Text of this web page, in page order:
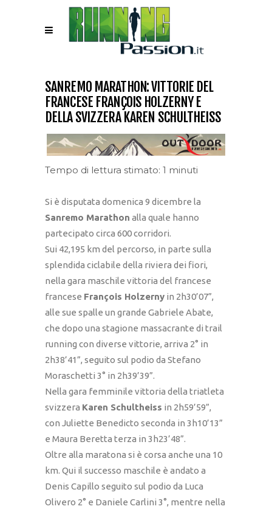
SANREMO MARATHON: VITTORIE DEL
FRANCESE FRANÇOIS HOLZERNY E
DELLA SVIZZERA KAREN SCHULTHEISS
Tempo di lettura stimato: 1 minuti
Si è disputata domenica 9 dicembre la
Sanremo Marathon alla quale hanno
partecipato circa 600 corridori.
Sui 42,195 km del percorso, in parte sulla
splendida ciclabile della riviera dei fiori,
nella gara maschile vittoria del francese
francese François Holzerny in 2h30’07”,
alle sue spalle un grande Gabriele Abate,
che dopo una stagione massacrante di trail
running con diverse vittorie, arriva 2° in
2h38’41”, seguito sul podio da Stefano
Moraschetti 3° in 2h39’39”.
Nella gara femminile vittoria della triatleta
svizzera Karen Schultheiss in 2h59’59”,
con Juliette Benedicto seconda in 3h10’13”
e Maura Beretta terza in 3h23’48”.
Oltre alla maratona si è corsa anche una 10
km. Qui il successo maschile è andato a
Denis Capillo seguito sul podio da Luca
Olivero 2° e Daniele Carlini 3°, mentre nella